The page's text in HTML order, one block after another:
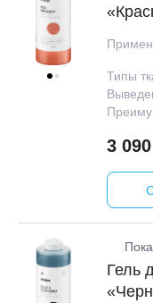
Типы
3
Гель